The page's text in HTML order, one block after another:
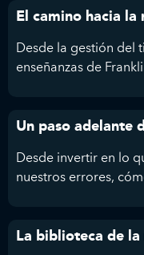
El camino hacia la
Desde la gestión del
enseñanzas de
Un paso adelante
Desde invertir en lo
nuestros errores,
La biblioteca de